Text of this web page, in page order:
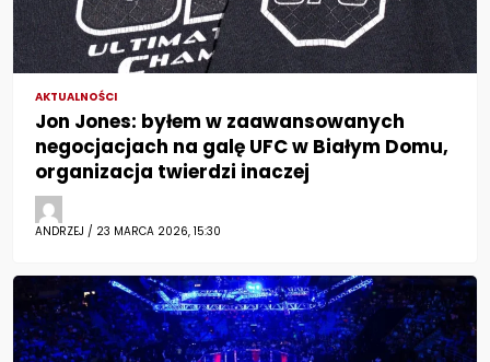
AKTUALNOŚCI
Jon Jones: byłem w zaawansowanych
negocjacjach na galę UFC w Białym Domu,
organizacja twierdzi inaczej
ANDRZEJ / 23 MARCA 2026, 15:30